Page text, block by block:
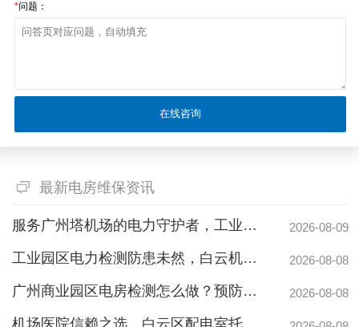
*问题：
最新电房维保资讯
服务广州塔机场的电力守护者，工业商业园区信赖的大型配电房检修公司 2026-08-09
工业园区电力检测防患未然，白云机安预防性试验护航安全生产 2026-08-08
广州商业园区电房检测怎么做？预防性试验守护电力安全 2026-08-08